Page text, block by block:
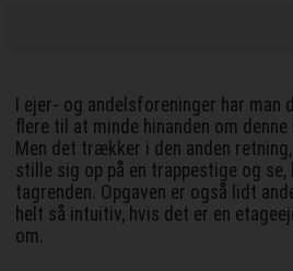
I ejer- og andelsforeninger har man
flere til at minde hinanden om
Men det trækker i den anden
stille sig op på en trappestige og se,
tagrenden. Opgaven er også lidt
helt så intuitiv, hvis det er en
om.